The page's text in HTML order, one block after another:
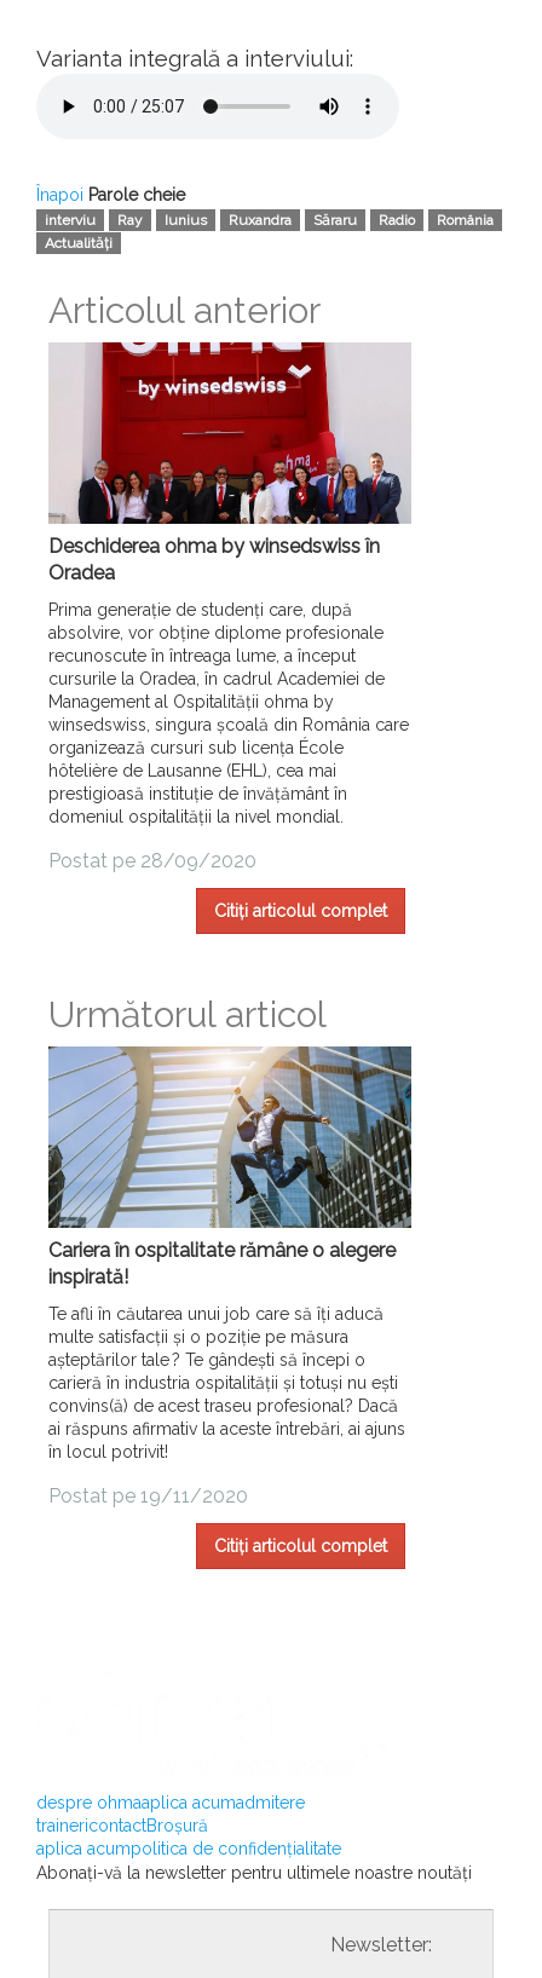
Varianta integrală a interviului:
Înapoi Parole cheie
interviu Ray Iunius Ruxandra Săraru Radio
România
Actualități
Articolul anterior
Deschiderea ohma by winsedswiss în
Oradea
Prima generație de studenți care, după
absolvire, vor obține diplome profesionale
recunoscute în întreaga lume, a început
cursurile la Oradea, în cadrul Academiei de
Management al Ospitalității ohma by
winsedswiss, singura școală din România care
organizează cursuri sub licența École
hôtelière de Lausanne (EHL), cea mai
prestigioasă instituție de învățământ în
domeniul ospitalității la nivel mondial.
Postat pe 28/09/2020
Citiți articolul complet
Următorul articol
Cariera în ospitalitate rămâne o alegere
inspirată!
Te afli în căutarea unui job care să îți aducă
multe satisfacții și o poziție pe măsura
așteptărilor tale ? Te gândești să începi o
carieră în industria ospitalității și totuși nu ești
convins(ă) de acest traseu profesional? Dacă
ai răspuns afirmativ la aceste întrebări, ai ajuns
în locul potrivit!
Postat pe 19/11/2020
Citiți articolul complet
despre ohmaaplica acumadmitere
trainericontactBroșură
aplica acumpolitica de confidențialitate
Abonați-vă la newsletter pentru ultimele noastre noutăți